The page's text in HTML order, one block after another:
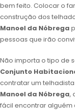
bem feito. Colocar o
construção dos
Manoel da Nóbrega
pessoas que irão
Não importa o tipo de
Conjunto
contratar um telhadista
Manoel da Nóbrega,
fácil encontrar alguém